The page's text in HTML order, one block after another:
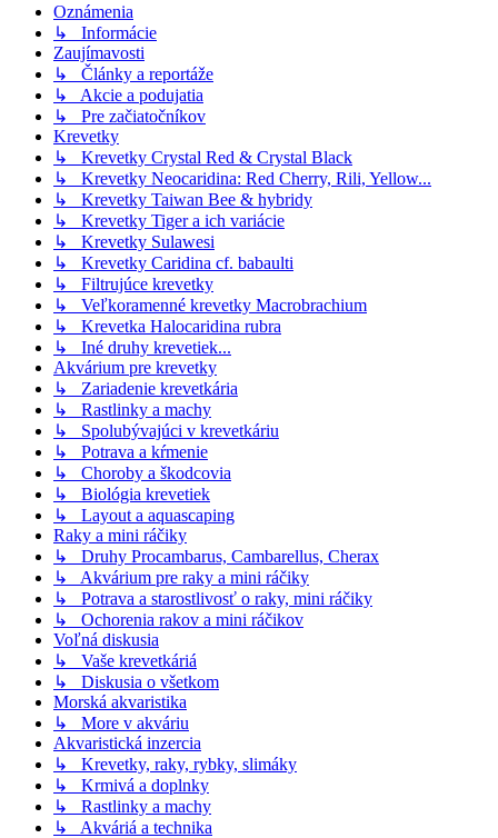
Oznámenia
↳ Informácie
Zaujímavosti
↳ Články a reportáže
↳ Akcie a podujatia
↳ Pre začiatočníkov
Krevetky
↳ Krevetky Crystal Red & Crystal Black
↳ Krevetky Neocaridina: Red Cherry, Rili, Yellow...
↳ Krevetky Taiwan Bee & hybridy
↳ Krevetky Tiger a ich variácie
↳ Krevetky Sulawesi
↳ Krevetky Caridina cf. babaulti
↳ Filtrujúce krevetky
↳ Veľkoramenné krevetky Macrobrachium
↳ Krevetka Halocaridina rubra
↳ Iné druhy krevetiek...
Akvárium pre krevetky
↳ Zariadenie krevetkária
↳ Rastlinky a machy
↳ Spolubývajúci v krevetkáriu
↳ Potrava a kŕmenie
↳ Choroby a škodcovia
↳ Biológia krevetiek
↳ Layout a aquascaping
Raky a mini ráčiky
↳ Druhy Procambarus, Cambarellus, Cherax
↳ Akvárium pre raky a mini ráčiky
↳ Potrava a starostlivosť o raky, mini ráčiky
↳ Ochorenia rakov a mini ráčikov
Voľná diskusia
↳ Vaše krevetkáriá
↳ Diskusia o všetkom
Morská akvaristika
↳ More v akváriu
Akvaristická inzercia
↳ Krevetky, raky, rybky, slimáky
↳ Krmivá a doplnky
↳ Rastlinky a machy
↳ Akváriá a technika